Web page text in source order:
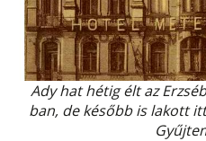
Ady hat hétig élt az
ban, de később is lakott